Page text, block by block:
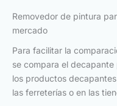
Removedor de pintura
mercado
Para facilitar la
se compara el
los productos
las ferreterías o en las